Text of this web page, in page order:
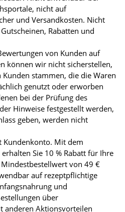
nicht auf
und Versandkosten. Nicht
Rabatten und
von Kunden auf
können wir nicht sicherstellen,
stammen, die die Waren
genutzt oder erworben
bei der Prüfung des
Hinweise festgestellt werden,
geben, werden nicht
Mit dem
Sie 10 % Rabatt für Ihre
von 49 €
auf rezeptpflichtige
und
über
anderen Aktionsvorteilen